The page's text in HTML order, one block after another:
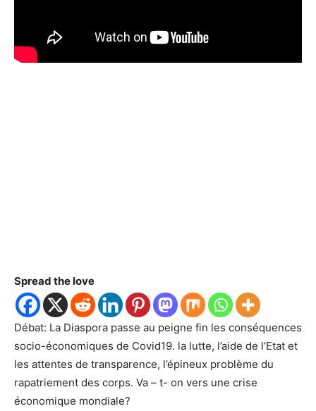
Spread the love
Débat: La Diaspora passe au peigne fin les conséquences
socio-économiques de Covid19. la lutte, l’aide de l’Etat et
les attentes de transparence, l’épineux problème du
rapatriement des corps. Va – t- on vers une crise
économique mondiale?